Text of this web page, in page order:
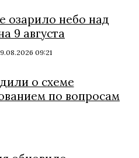
озарило небо над
9 августа
09:21
о схеме
по вопросам